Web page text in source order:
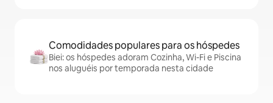
Comodidades populares para os hóspedes
Biei: os hóspedes adoram Cozinha, Wi-Fi e Piscina
nos aluguéis por temporada nesta cidade